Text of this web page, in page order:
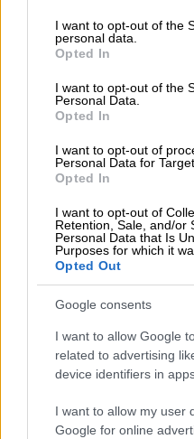
not limited to your visit or
grant or deny consent to
use your data for below
consent section.
I want to opt-out of the
personal data.
Opted In
I want to opt-out of the
Personal Data.
Opted In
I want to opt-out of
Personal Data for
Opted In
I want to opt-out of
Retention, Sale, and/or
Personal Data that Is
Purposes for which it
Opted Out
Google consents
I want to allow Google
related to advertising
device identifiers in
I want to allow my user
Google for online
Διαβάστε
ΟΛΕΣ ΟΙ ΕΙΔΗΣΕΙΣ
Τρομακτικές
120.000-140.000
60%-70% αυτών
κατοικίες
Στάση εργασίας
σήμερα – Ποιες
αιτήματα των
Τα «περίεργα»
Νίκο
συναγερμός στη
Σύμφωνο
σκληρά παζάρια
και συσχετισμοί
Κι όμως, δεν
εξηγούν πώς